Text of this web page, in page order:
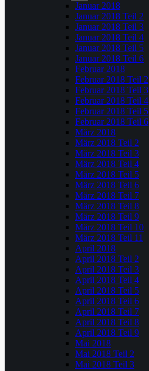
Januar 2018
Januar 2018 Teil 2
Januar 2018 Teil 3
Januar 2018 Teil 4
Januar 2018 Teil 5
Januar 2018 Teil 6
Februar 2018
Februar 2018 Teil 2
Februar 2018 Teil 3
Februar 2018 Teil 4
Februar 2018 Teil 5
Februar 2018 Teil 6
März 2018
März 2018 Teil 2
März 2018 Teil 3
März 2018 Teil 4
März 2018 Teil 5
März 2018 Teil 6
März 2018 Teil 7
März 2018 Teil 8
März 2018 Teil 9
März 2018 Teil 10
März 2018 Teil 11
April 2018
April 2018 Teil 2
April 2018 Teil 3
April 2018 Teil 4
April 2018 Teil 5
April 2018 Teil 6
April 2018 Teil 7
April 2018 Teil 8
April 2018 Teil 9
Mai 2018
Mai 2018 Teil 2
Mai 2018 Teil 3